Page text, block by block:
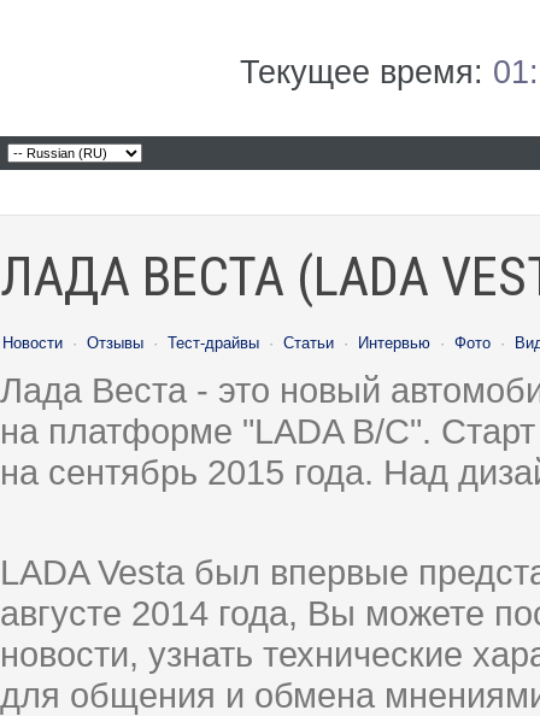
Текущее время:
ЛАДА ВЕСТА (LADA
Новости · Отзывы · Тест-драйвы · Статьи · Интервью · Фото ·
Лада Веста - это новый
на платформе "LADA B/C".
на сентябрь 2015 года. Над
LADA Vesta был впервые
августе 2014 года, Вы можете
новости, узнать технические
для общения и обмена